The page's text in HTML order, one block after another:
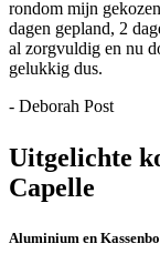
rondom mijn
dagen gepland, 2
al zorgvuldig en nu
gelukkig dus.
- Deborah Post
Uitgelichte
Capelle
Aluminium en